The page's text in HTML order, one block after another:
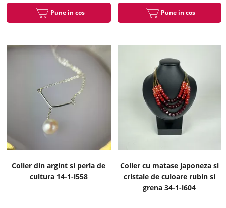
Pune in cos Pune in cos
Colier din argint si perla de
cultura 14-1-i558
Colier cu matase japoneza si
cristale de culoare rubin si
grena 34-1-i604